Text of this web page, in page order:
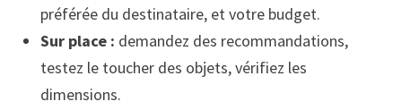
préférée du destinataire, et votre budget.
Sur place : demandez des recommandations,
testez le toucher des objets, vérifiez les
dimensions.